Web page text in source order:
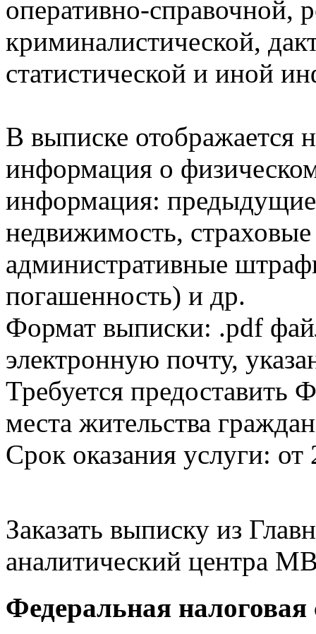
оперативно-справочной,
криминалистической,
статистической и иной
В выписке отображается
информация о
информация:
недвижимость,
административные
погашенность) и др.
Формат выписки: .pdf
электронную почту,
Требуется
места жительства
Срок оказания услуги: от
Заказать выписку из
аналитический центра
Федеральная налоговая